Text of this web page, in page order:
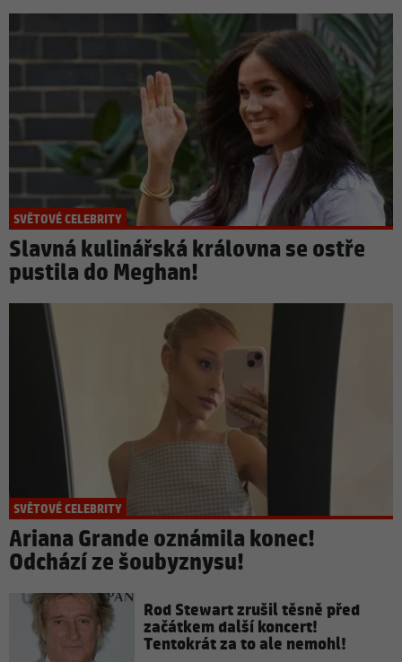
SVĚTOVÉ CELEBRITY
Slavná kulinářská královna se ostře
pustila do Meghan!
SVĚTOVÉ CELEBRITY
Ariana Grande oznámila konec!
Odchází ze šoubyznysu!
Rod Stewart zrušil těsně před
začátkem další koncert!
Tentokrát za to ale nemohl!